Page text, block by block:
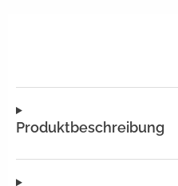
Produktbeschreibung